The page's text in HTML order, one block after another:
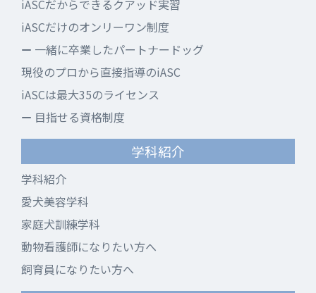
iASCだからできるクアッド実習
iASCだけのオンリーワン制度
一緒に卒業したパートナードッグ
現役のプロから直接指導のiASC
iASCは最大35のライセンス
目指せる資格制度
学科紹介
学科紹介
愛犬美容学科
家庭犬訓練学科
動物看護師になりたい方へ
飼育員になりたい方へ